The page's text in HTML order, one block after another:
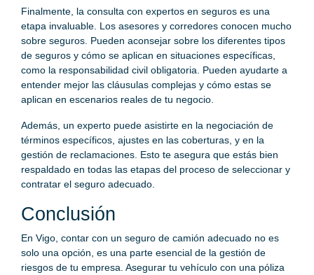
Finalmente, la consulta con expertos en seguros es una
etapa invaluable. Los asesores y corredores conocen mucho
sobre seguros. Pueden aconsejar sobre los diferentes tipos
de seguros y cómo se aplican en situaciones específicas,
como la responsabilidad civil obligatoria. Pueden ayudarte a
entender mejor las cláusulas complejas y cómo estas se
aplican en escenarios reales de tu negocio.
Además, un experto puede asistirte en la negociación de
términos específicos, ajustes en las coberturas, y en la
gestión de reclamaciones. Esto te asegura que estás bien
respaldado en todas las etapas del proceso de seleccionar y
contratar el seguro adecuado.
Conclusión
En Vigo, contar con un seguro de camión adecuado no es
solo una opción, es una parte esencial de la gestión de
riesgos de tu empresa. Asegurar tu vehículo con una póliza